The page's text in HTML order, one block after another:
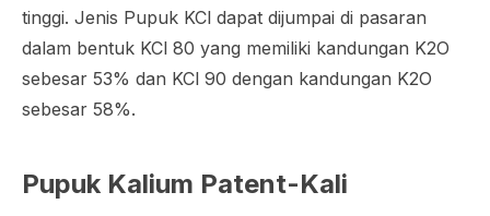
tinggi. Jenis Pupuk KCl dapat dijumpai di pasaran
dalam bentuk KCl 80 yang memiliki kandungan K2O
sebesar 53% dan KCl 90 dengan kandungan K2O
sebesar 58%.
Pupuk Kalium Patent-Kali